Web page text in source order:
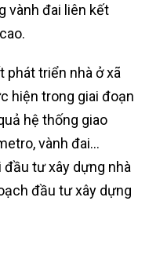
vành đai liên kết
triển nhà ở xã
hiện trong giai đoạn
hệ thống giao
vành đai…
tư xây dựng nhà
đầu tư xây dựng